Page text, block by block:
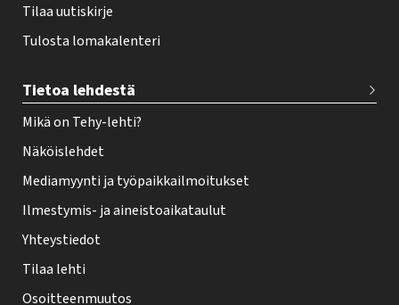
Tilaa uutiskirje
Tulosta lomakalenteri
Tietoa lehdestä
Mikä on Tehy-lehti?
Näköislehdet
Mediamyynti ja työpaikkailmoitukset
Ilmestymis- ja aineistoaikataulut
Yhteystiedot
Tilaa lehti
Osoitteenmuutos